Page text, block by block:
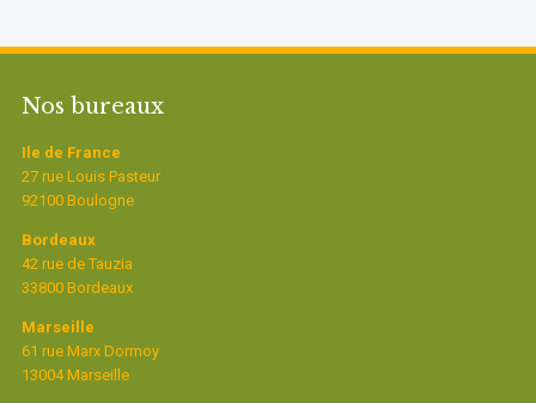
Nos bureaux
Ile de France
27 rue Louis Pasteur
92100 Boulogne
Bordeaux
42 rue de Tauzia
33800 Bordeaux
Marseille
61 rue Marx Dormoy
13004 Marseille